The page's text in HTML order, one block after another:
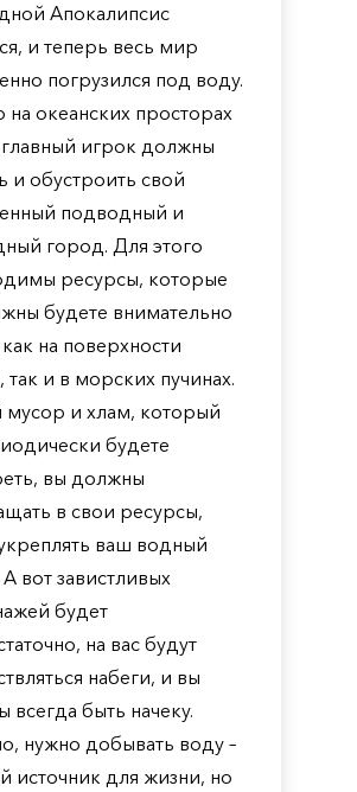
Апокалипсис
и теперь весь мир
погрузился под воду.
на океанских просторах
игрок должны
и обустроить свой
подводный и
город. Для этого
ресурсы, которые
будете внимательно
как на поверхности
так и в морских пучинах.
мусор и хлам, который
будете
вы должны
в свои ресурсы,
ваш водный
вот завистливых
будет
на вас будут
набеги, и вы
всегда быть начеку.
нужно добывать воду –
источник для жизни, но